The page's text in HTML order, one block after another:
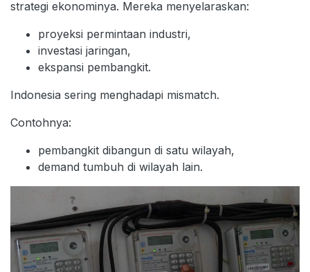
strategi ekonominya. Mereka menyelaraskan:
proyeksi permintaan industri,
investasi jaringan,
ekspansi pembangkit.
Indonesia sering menghadapi mismatch.
Contohnya:
pembangkit dibangun di satu wilayah,
demand tumbuh di wilayah lain.